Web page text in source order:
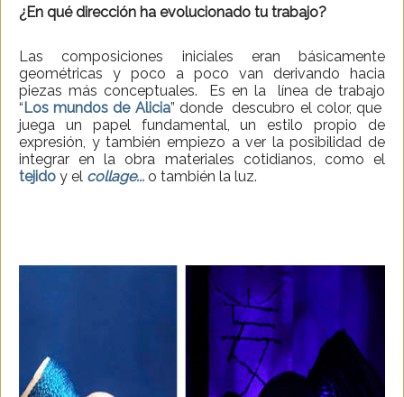
¿En qué dirección ha evolucionado tu trabajo?
Las composiciones iniciales eran básicamente
geométricas y poco a poco van derivando hacia
piezas más conceptuales. Es en la línea de trabajo
“Los mundos de Alicia” donde descubro el color, que
juega un papel fundamental, un estilo propio de
expresión, y también empiezo a ver la posibilidad de
integrar en la obra materiales cotidianos, como el
tejido y el collage... o también la luz.